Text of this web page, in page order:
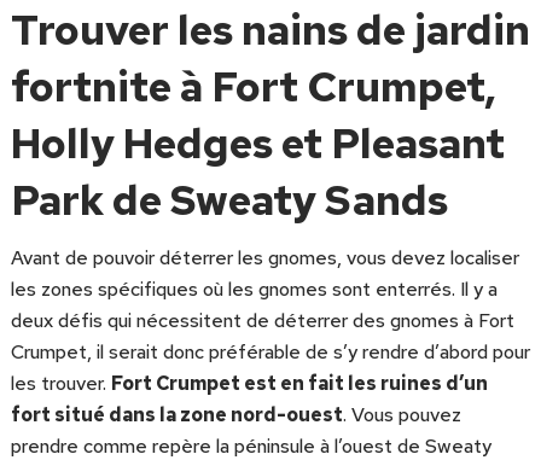
Trouver les nains de jardin
fortnite à Fort Crumpet,
Holly Hedges et Pleasant
Park de Sweaty Sands
Avant de pouvoir déterrer les gnomes, vous devez localiser
les zones spécifiques où les gnomes sont enterrés. Il y a
deux défis qui nécessitent de déterrer des gnomes à Fort
Crumpet, il serait donc préférable de s’y rendre d’abord pour
les trouver. Fort Crumpet est en fait les ruines d’un
fort situé dans la zone nord-ouest. Vous pouvez
prendre comme repère la péninsule à l’ouest de Sweaty